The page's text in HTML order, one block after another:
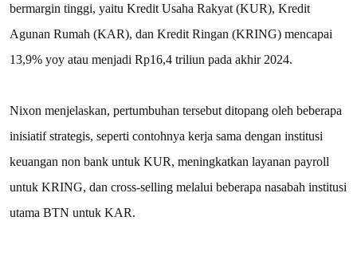
bermargin tinggi, yaitu Kredit Usaha Rakyat (KUR), Kredit
Agunan Rumah (KAR), dan Kredit Ringan (KRING) mencapai
13,9% yoy atau menjadi Rp16,4 triliun pada akhir 2024.
Nixon menjelaskan, pertumbuhan tersebut ditopang oleh beberapa
inisiatif strategis, seperti contohnya kerja sama dengan institusi
keuangan non bank untuk KUR, meningkatkan layanan payroll
untuk KRING, dan cross-selling melalui beberapa nasabah institusi
utama BTN untuk KAR.